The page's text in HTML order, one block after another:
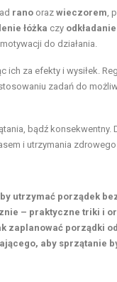
rano oraz wieczorem ,
łóżka czy
do działania.
ich za efekty i wysiłek.
zadań do
bądź konsekwentny.
i utrzymania
utrzymać porządek
– praktyczne triki i
zaplanować porządki
aby sprzątanie